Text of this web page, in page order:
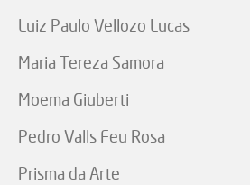
Luiz Paulo Vellozo Lucas
Maria Tereza Samora
Moema Giuberti
Pedro Valls Feu Rosa
Prisma da Arte